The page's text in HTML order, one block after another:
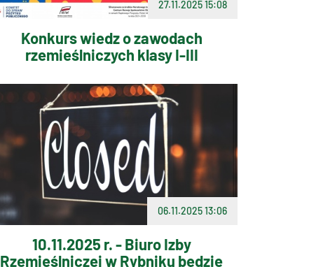
27.11.2025 15:08
Konkurs wiedz o zawodach
rzemieślniczych klasy I-III
06.11.2025 13:06
10.11.2025 r. - Biuro Izby
Rzemieślniczej w Rybniku będzie